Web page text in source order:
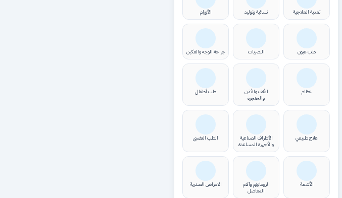
تغذية العلاجية نسائية وتوليد الأورام
طب عيون البصريات جراحة الوجه والفكين
عظام
الأنف والأذن
والحنجرة
طب أطفال
علاج طبيعي
الأطراف الصناعية
والأجهزة المساعدة
الطب النفسي
الأشعة
الروماتيزم وآلام
المفاصل
الامراض الصدرية